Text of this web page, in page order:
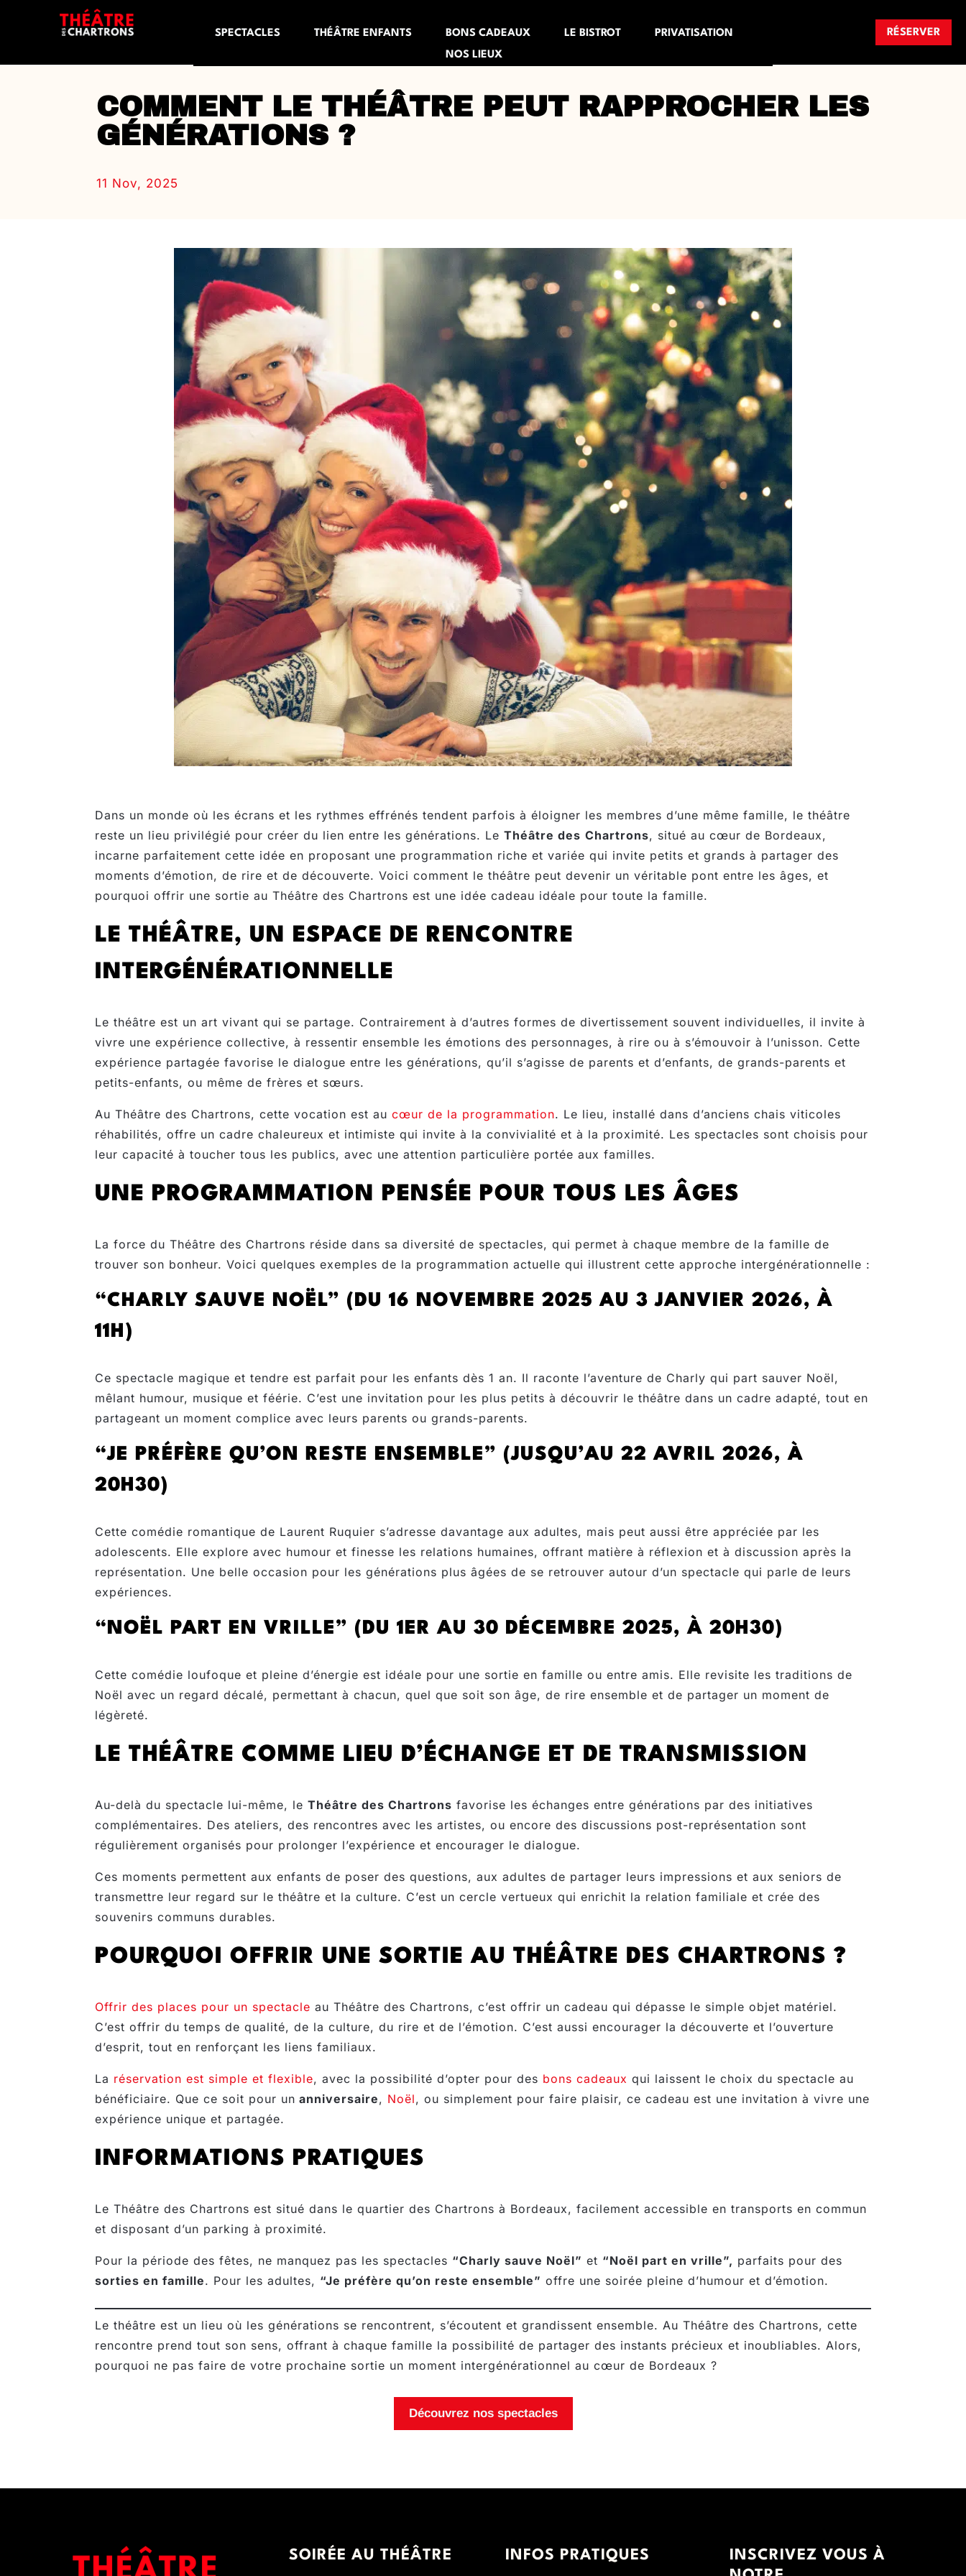
SPECTACLES THÉÂTRE ENFANTS BONS CADEAUX LE BISTROT
PRIVATISATION
NOS LIEUX
RÉSERVER
COMMENT LE THÉÂTRE PEUT RAPPROCHER LES
GÉNÉRATIONS ?
11 Nov, 2025
Dans un monde où les écrans et les rythmes effrénés tendent parfois à éloigner les membres d’une même famille, le théâtre
reste un lieu privilégié pour créer du lien entre les générations. Le Théâtre des Chartrons, situé au cœur de Bordeaux,
incarne parfaitement cette idée en proposant une programmation riche et variée qui invite petits et grands à partager des
moments d’émotion, de rire et de découverte. Voici comment le théâtre peut devenir un véritable pont entre les âges, et
pourquoi offrir une sortie au Théâtre des Chartrons est une idée cadeau idéale pour toute la famille.
LE THÉÂTRE, UN ESPACE DE RENCONTRE
INTERGÉNÉRATIONNELLE
Le théâtre est un art vivant qui se partage. Contrairement à d’autres formes de divertissement souvent individuelles, il invite à
vivre une expérience collective, à ressentir ensemble les émotions des personnages, à rire ou à s’émouvoir à l’unisson. Cette
expérience partagée favorise le dialogue entre les générations, qu’il s’agisse de parents et d’enfants, de grands-parents et
petits-enfants, ou même de frères et sœurs.
Au Théâtre des Chartrons, cette vocation est au cœur de la programmation. Le lieu, installé dans d’anciens chais viticoles
réhabilités, offre un cadre chaleureux et intimiste qui invite à la convivialité et à la proximité. Les spectacles sont choisis pour
leur capacité à toucher tous les publics, avec une attention particulière portée aux familles.
UNE PROGRAMMATION PENSÉE POUR TOUS LES ÂGES
La force du Théâtre des Chartrons réside dans sa diversité de spectacles, qui permet à chaque membre de la famille de
trouver son bonheur. Voici quelques exemples de la programmation actuelle qui illustrent cette approche intergénérationnelle :
“CHARLY SAUVE NOËL” (DU 16 NOVEMBRE 2025 AU 3 JANVIER 2026, À
11H)
Ce spectacle magique et tendre est parfait pour les enfants dès 1 an. Il raconte l’aventure de Charly qui part sauver Noël,
mêlant humour, musique et féérie. C’est une invitation pour les plus petits à découvrir le théâtre dans un cadre adapté, tout en
partageant un moment complice avec leurs parents ou grands-parents.
“JE PRÉFÈRE QU’ON RESTE ENSEMBLE” (JUSQU’AU 22 AVRIL 2026, À
20H30)
Cette comédie romantique de Laurent Ruquier s’adresse davantage aux adultes, mais peut aussi être appréciée par les
adolescents. Elle explore avec humour et finesse les relations humaines, offrant matière à réflexion et à discussion après la
représentation. Une belle occasion pour les générations plus âgées de se retrouver autour d’un spectacle qui parle de leurs
expériences.
“NOËL PART EN VRILLE” (DU 1ER AU 30 DÉCEMBRE 2025, À 20H30)
Cette comédie loufoque et pleine d’énergie est idéale pour une sortie en famille ou entre amis. Elle revisite les traditions de
Noël avec un regard décalé, permettant à chacun, quel que soit son âge, de rire ensemble et de partager un moment de
légèreté.
LE THÉÂTRE COMME LIEU D’ÉCHANGE ET DE TRANSMISSION
Au-delà du spectacle lui-même, le Théâtre des Chartrons favorise les échanges entre générations par des initiatives
complémentaires. Des ateliers, des rencontres avec les artistes, ou encore des discussions post-représentation sont
régulièrement organisés pour prolonger l’expérience et encourager le dialogue.
Ces moments permettent aux enfants de poser des questions, aux adultes de partager leurs impressions et aux seniors de
transmettre leur regard sur le théâtre et la culture. C’est un cercle vertueux qui enrichit la relation familiale et crée des
souvenirs communs durables.
POURQUOI OFFRIR UNE SORTIE AU THÉÂTRE DES CHARTRONS ?
Offrir des places pour un spectacle au Théâtre des Chartrons, c’est offrir un cadeau qui dépasse le simple objet matériel.
C’est offrir du temps de qualité, de la culture, du rire et de l’émotion. C’est aussi encourager la découverte et l’ouverture
d’esprit, tout en renforçant les liens familiaux.
La réservation est simple et flexible, avec la possibilité d’opter pour des bons cadeaux qui laissent le choix du spectacle au
bénéficiaire. Que ce soit pour un anniversaire, Noël, ou simplement pour faire plaisir, ce cadeau est une invitation à vivre une
expérience unique et partagée.
INFORMATIONS PRATIQUES
Le Théâtre des Chartrons est situé dans le quartier des Chartrons à Bordeaux, facilement accessible en transports en commun
et disposant d’un parking à proximité.
Pour la période des fêtes, ne manquez pas les spectacles “Charly sauve Noël” et “Noël part en vrille”, parfaits pour des
sorties en famille. Pour les adultes, “Je préfère qu’on reste ensemble” offre une soirée pleine d’humour et d’émotion.
Le théâtre est un lieu où les générations se rencontrent, s’écoutent et grandissent ensemble. Au Théâtre des Chartrons, cette
rencontre prend tout son sens, offrant à chaque famille la possibilité de partager des instants précieux et inoubliables. Alors,
pourquoi ne pas faire de votre prochaine sortie un moment intergénérationnel au cœur de Bordeaux ?
Découvrez nos spectacles
SOIRÉE AU THÉÂTRE INFOS PRATIQUES
INSCRIVEZ VOUS À